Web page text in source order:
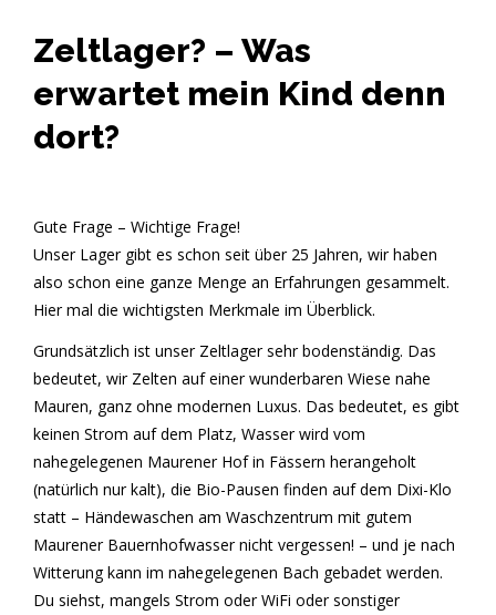
Zeltlager? – Was
erwartet mein Kind denn
dort?
Gute Frage – Wichtige Frage!
Unser Lager gibt es schon seit über 25 Jahren, wir haben
also schon eine ganze Menge an Erfahrungen gesammelt.
Hier mal die wichtigsten Merkmale im Überblick.
Grundsätzlich ist unser Zeltlager sehr bodenständig. Das
bedeutet, wir Zelten auf einer wunderbaren Wiese nahe
Mauren, ganz ohne modernen Luxus. Das bedeutet, es gibt
keinen Strom auf dem Platz, Wasser wird vom
nahegelegenen Maurener Hof in Fässern herangeholt
(natürlich nur kalt), die Bio-Pausen finden auf dem Dixi-Klo
statt – Händewaschen am Waschzentrum mit gutem
Maurener Bauernhofwasser nicht vergessen! – und je nach
Witterung kann im nahegelegenen Bach gebadet werden.
Du siehst, mangels Strom oder WiFi oder sonstiger